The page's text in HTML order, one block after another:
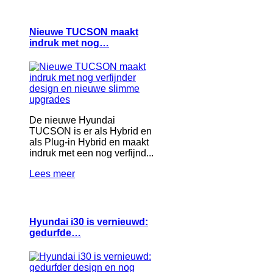
Nieuwe TUCSON maakt
indruk met nog…
De nieuwe Hyundai
TUCSON is er als Hybrid en
als Plug-in Hybrid en maakt
indruk met een nog verfijnd...
Lees meer
Hyundai i30 is vernieuwd:
gedurfde…